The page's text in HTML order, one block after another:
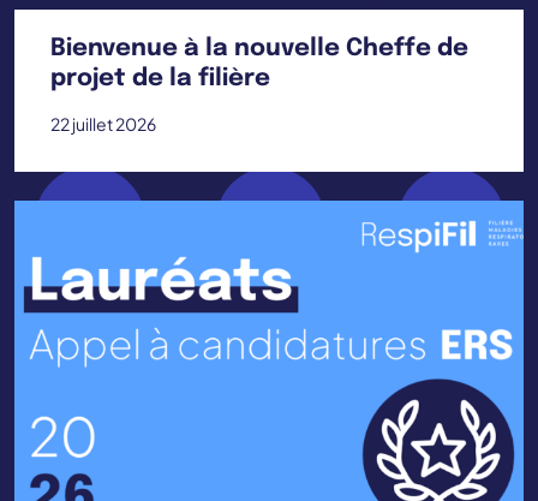
Bienvenue à la nouvelle Cheffe de
projet de la filière
22 juillet 2026